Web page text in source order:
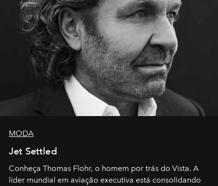
MODA
Jet Settled
Conheça Thomas Flohr, o homem por trás do Vista. A
líder mundial em aviação executiva está consolidando